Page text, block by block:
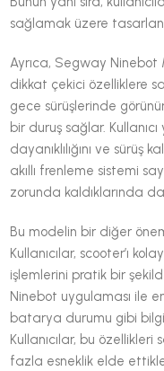
sağlamak üzere
Ayrıca, Segway Ninebot
dikkat çekici özelliklere
gece sürüşlerinde
bir duruş sağlar.
dayanıklılığını ve sürüş
akıllı frenleme sistemi
zorunda kaldıklarında
Bu modelin bir diğer
Kullanıcılar, scooter’ı
işlemlerini pratik bir
Ninebot uygulaması ile
batarya durumu gibi
Kullanıcılar, bu
fazla esneklik elde